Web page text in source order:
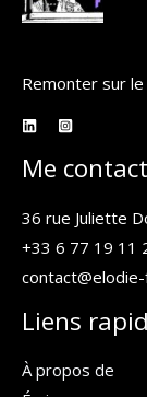
Remonter sur
Me
36 rue Juliette
+33 6 77 19 11
Liens
À propos de